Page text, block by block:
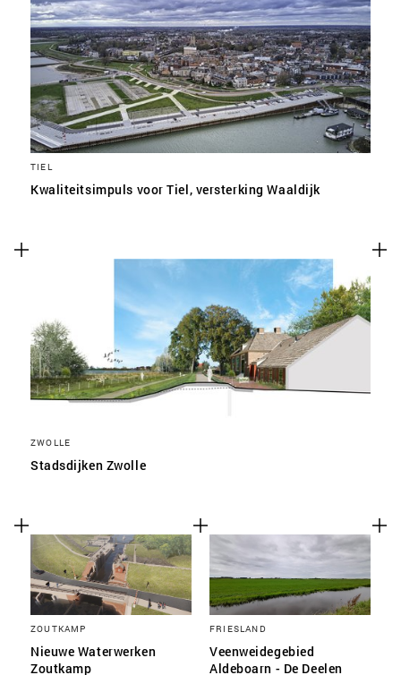
TIEL
Kwaliteitsimpuls voor Tiel, versterking Waaldijk
ZWOLLE
Stadsdijken Zwolle
ZOUTKAMP
Nieuwe Waterwerken
Zoutkamp
FRIESLAND
Veenweidegebied
Aldeboarn - De Deelen